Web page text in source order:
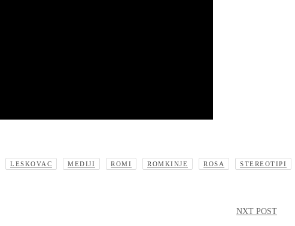
LESKOVAC MEDIJI ROMI ROMKINJE ROSA
STEREOTIPI
NXT POST